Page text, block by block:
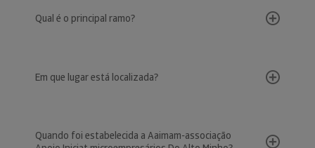
Qual é o principal ramo?
Em que lugar está localizada?
Quando foi estabelecida a Aaimam-associação